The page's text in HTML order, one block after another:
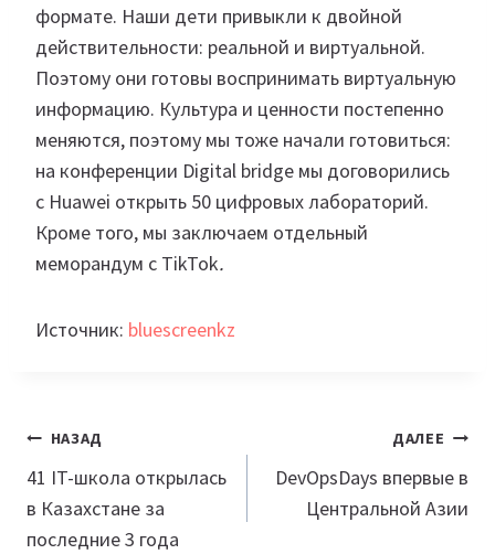
формате. Наши дети привыкли к двойной
действительности: реальной и виртуальной.
Поэтому они готовы воспринимать виртуальную
информацию. Культура и ценности постепенно
меняются, поэтому мы тоже начали готовиться:
на конференции Digital bridge мы договорились
с Huawei открыть 50 цифровых лабораторий.
Кроме того, мы заключаем отдельный
меморандум с TikTok.
Источник: bluescreenkz
Навигация
по
записям
НАЗАД
41 IT-школа открылась
в Казахстане за
последние 3 года
ДАЛЕЕ
DevOpsDays впервые в
Центральной Азии